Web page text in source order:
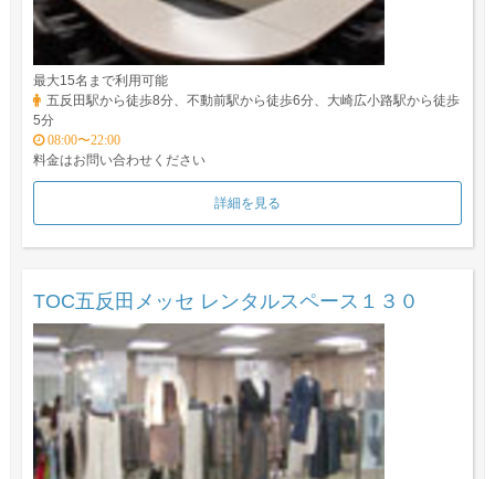
最大15名まで利用可能
五反田駅から徒歩8分、不動前駅から徒歩6分、大崎広小路駅から徒歩
5分
08:00〜22:00
料金はお問い合わせください
詳細を見る
TOC五反田メッセ レンタルスペース１３０